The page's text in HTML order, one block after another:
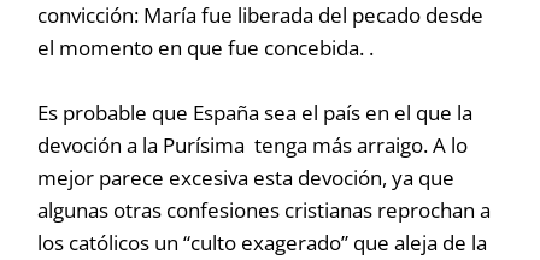
convicción: María fue liberada del pecado desde
el momento en que fue concebida. .
Es probable que España sea el país en el que la
devoción a la Purísima tenga más arraigo. A lo
mejor parece excesiva esta devoción, ya que
algunas otras confesiones cristianas reprochan a
los católicos un “culto exagerado” que aleja de la